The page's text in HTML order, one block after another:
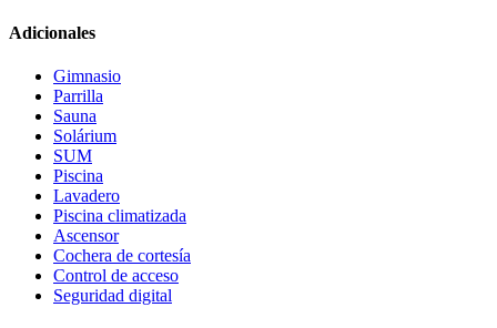
Adicionales
Gimnasio
Parrilla
Sauna
Solárium
SUM
Piscina
Lavadero
Piscina climatizada
Ascensor
Cochera de cortesía
Control de acceso
Seguridad digital